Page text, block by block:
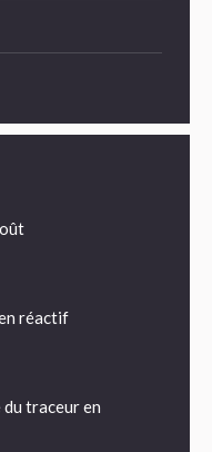
réactif
traceur en